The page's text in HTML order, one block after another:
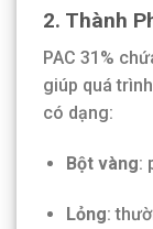
2. Thành
PAC 31%
giúp quá
có dạng:
Bột vàng:
Lỏng: